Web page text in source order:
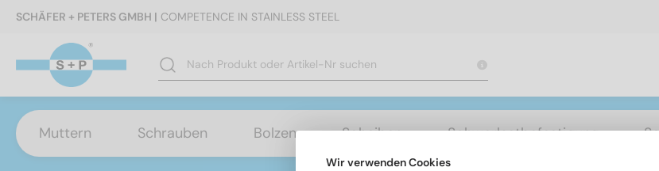
SCHÄFER + PETERS GMBH | COMPETENCE IN STAINLESS STEEL
Muttern Schrauben Bolzen Scheiben Schwerlastbefestigung
Wir verwenden Cookies